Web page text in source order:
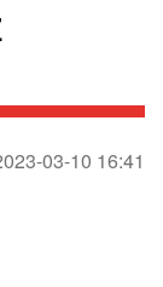
03-10 16:41